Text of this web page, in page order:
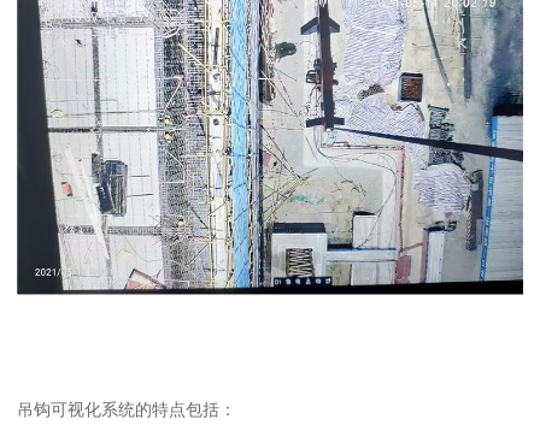
吊钩可视化系统的特点包括：